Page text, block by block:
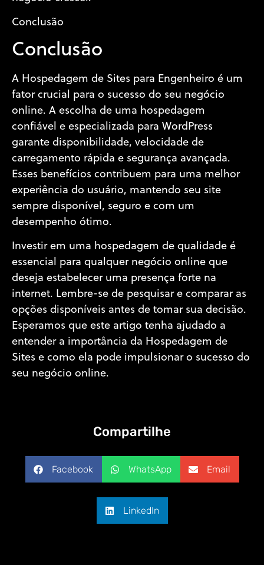
Conclusão
Conclusão
A Hospedagem de Sites para Engenheiro é um
fator crucial para o sucesso do seu negócio
online. A escolha de uma hospedagem
confiável e especializada para WordPress
garante disponibilidade, velocidade de
carregamento rápida e segurança avançada.
Esses benefícios contribuem para uma melhor
experiência do usuário, mantendo seu site
sempre disponível, seguro e com um
desempenho ótimo.
Investir em uma hospedagem de qualidade é
essencial para qualquer negócio online que
deseja estabelecer uma presença forte na
internet. Lembre-se de pesquisar e comparar as
opções disponíveis antes de tomar sua decisão.
Esperamos que este artigo tenha ajudado a
entender a importância da Hospedagem de
Sites e como ela pode impulsionar o sucesso do
seu negócio online.
Compartilhe
Facebook WhatsApp Email
LinkedIn